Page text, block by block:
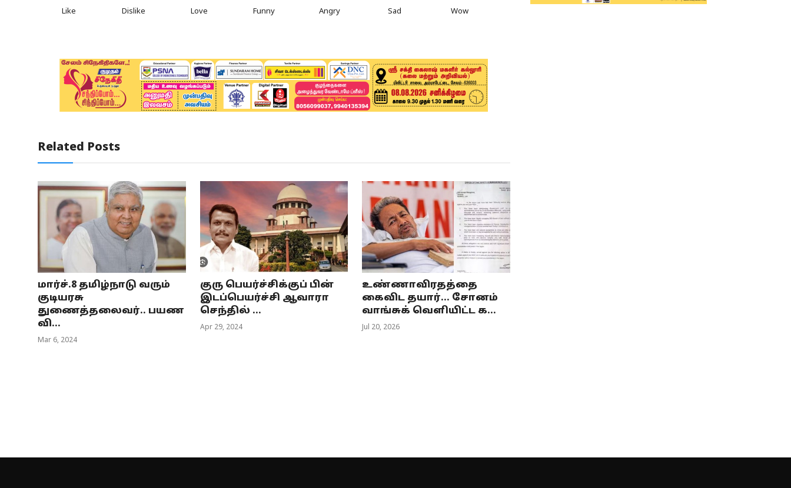
Like Dislike Love Funny Angry Sad Wow
Related Posts
மார்ச்.8 தமிழ்நாடு வரும்
குடியரசு
துணைத்தலைவர்.. பயண
வி...
Mar 6, 2024
குரு பெயர்ச்சிக்குப் பின்
இடப்பெயர்ச்சி ஆவாரா
செந்தில் ...
Apr 29, 2024
உண்ணாவிரதத்தை
கைவிட தயார்... சோனம்
வாங்சுக் வெளியிட்ட க...
Jul 20, 2026